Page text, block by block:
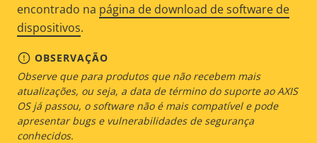
encontrado na página de download de software de
dispositivos.
OBSERVAÇÃO
Observe que para produtos que não recebem mais
atualizações, ou seja, a data de término do suporte ao AXIS
OS já passou, o software não é mais compatível e pode
apresentar bugs e vulnerabilidades de segurança
conhecidos.